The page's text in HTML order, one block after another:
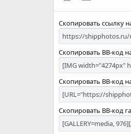
Скопировать ссылку
Скопировать BB-код
Скопировать BB-код
Скопировать BB-код